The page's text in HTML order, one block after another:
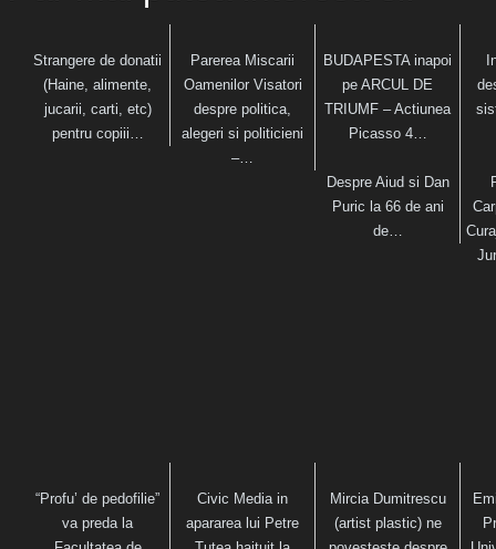
Strangere de donatii
(Haine, alimente,
jucarii, carti, etc)
pentru copiii…
Parerea Miscarii
Oamenilor Visatori
despre politica,
alegeri si politicieni
–…
BUDAPESTA inapoi
pe ARCUL DE
TRIUMF – Actiunea
Picasso 4…
Despre Aiud si Dan
Puric la 66 de ani
de…
“Profu’ de pedofilie”
va preda la
Civic Media in
apararea lui Petre
Mircia Dumitrescu
(artist plastic) ne